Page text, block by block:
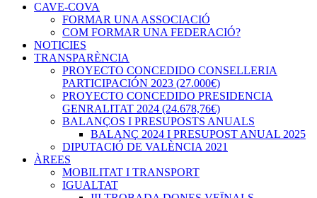
CAVE-COVA
FORMAR UNA ASSOCIACIÓ
COM FORMAR UNA FEDERACIÓ?
NOTICIES
TRANSPARÈNCIA
PROYECTO CONCEDIDO CONSELLERIA
PARTICIPACIÓN 2023 (27.000€)
PROYECTO CONCEDIDO PRESIDENCIA
GENRALITAT 2024 (24.678,76€)
BALANÇOS I PRESUPOSTS ANUALS
BALANÇ 2024 I PRESUPOST ANUAL 2025
DIPUTACIÓ DE VALÈNCIA 2021
ÀREES
MOBILITAT I TRANSPORT
IGUALTAT